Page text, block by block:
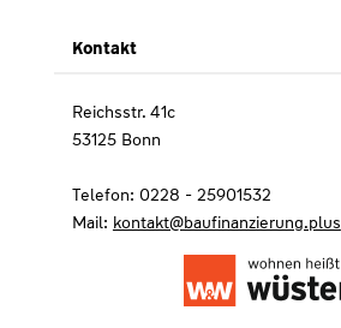
Kontakt
Reichsstr. 41c
53125 Bonn
Telefon: 0228 - 25901532
Mail: kontakt@baufinanzierung.plus